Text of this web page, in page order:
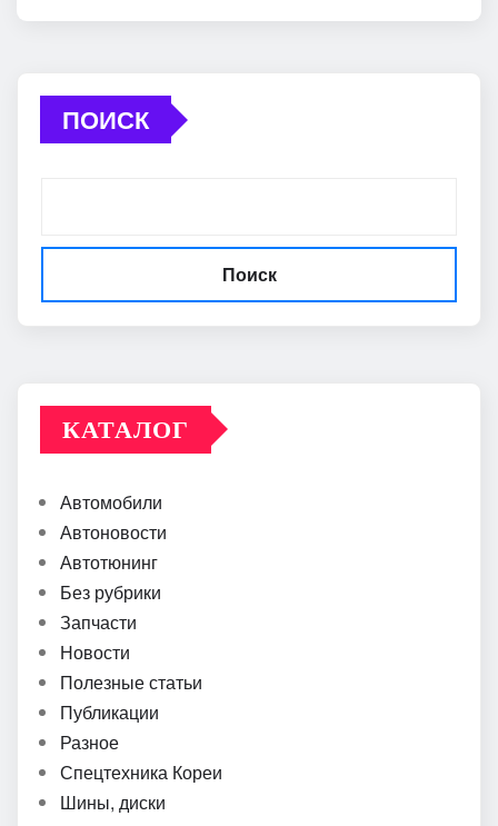
ПОИСК
Поиск
КАТАЛОГ
Автомобили
Автоновости
Автотюнинг
Без рубрики
Запчасти
Новости
Полезные статьи
Публикации
Разное
Спецтехника Кореи
Шины, диски